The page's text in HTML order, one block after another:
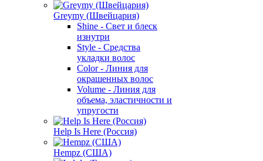
Greymy (Швейцария)
Shine - Свет и блеск
изнутри
Style - Средства
укладки волос
Color - Линия для
окрашенных волос
Volume - Линия для
объема, эластичности и
упругости
Help Is Here (Россия)
Hempz (США)